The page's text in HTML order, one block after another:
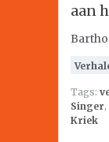
aan
Tags:
Singer,
Kriek